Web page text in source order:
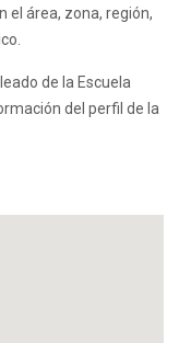
el área, zona, región,
de la Escuela
del perfil de la